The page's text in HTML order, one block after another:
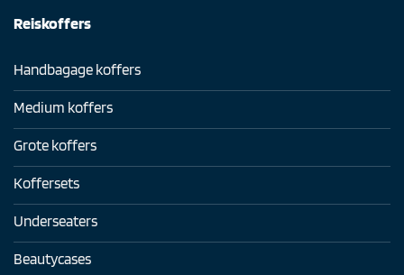
Reiskoffers
Handbagage koffers
Medium koffers
Grote koffers
Koffersets
Underseaters
Beautycases